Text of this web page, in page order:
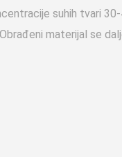
suhih tvari
materijal se